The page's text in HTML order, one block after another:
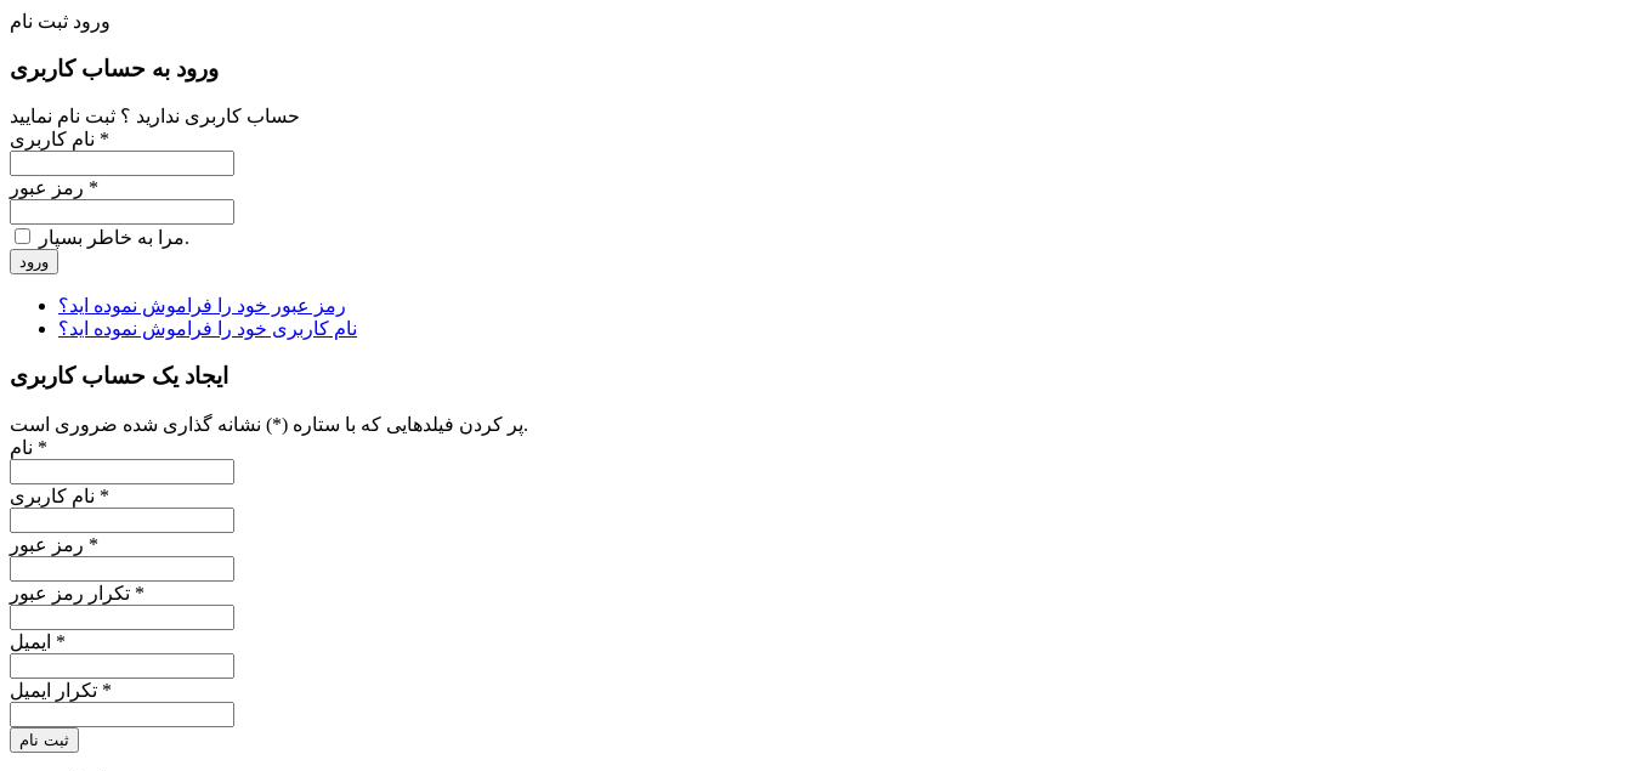
ورود ثبت نام
ورود به حساب کاربری
حساب کاربری ندارید ؟ ثبت نام نمایید
نام کاربری *
رمز عبور *
مرا به خاطر بسپار.
ورود
رمز عبور خود را فراموش نموده اید؟
نام کاربری خود را فراموش نموده اید؟
ایجاد یک حساب کاربری
پر کردن فیلدهایی که با ستاره (*) نشانه گذاری شده ضروری است.
نام *
نام کاربری *
رمز عبور *
تکرار رمز عبور *
ایمیل *
تکرار ایمیل *
ثبت نام